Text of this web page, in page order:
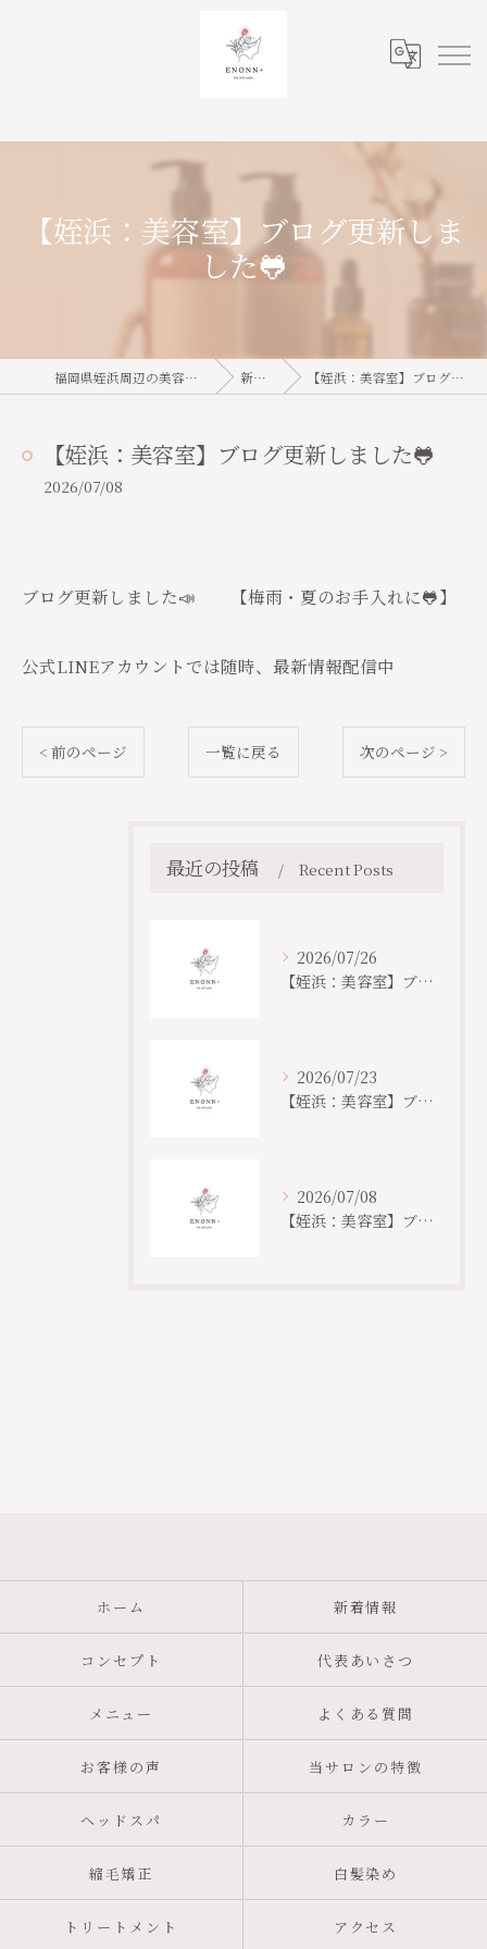
【姪浜：美容室】ブログ更新しま
した🐸
福岡県姪浜周辺の美容室ならENONN+ 新着情報 【姪浜：美容室】ブログ更新しました🐸
【姪浜：美容室】ブログ更新しました🐸
2026/07/08
ブログ更新しました📣 【梅雨・夏のお手入れに🐸】
公式LINEアカウントでは随時、最新情報配信中
< 前のページ 一覧に戻る 次のページ >
最近の投稿 Recent Posts
2026/07/26
【姪浜：美容室】ブログ更新しました📣
2026/07/23
【姪浜：美容室】ブログ更新しました📣
2026/07/08
【姪浜：美容室】ブログ更新しました🐸
ホーム 新着情報
コンセプト 代表あいさつ
メニュー よくある質問
お客様の声 当サロンの特徴
ヘッドスパ カラー
縮毛矯正 白髪染め
トリートメント アクセス